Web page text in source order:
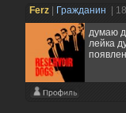
Ferz Гражданин
|
думаю
лейка